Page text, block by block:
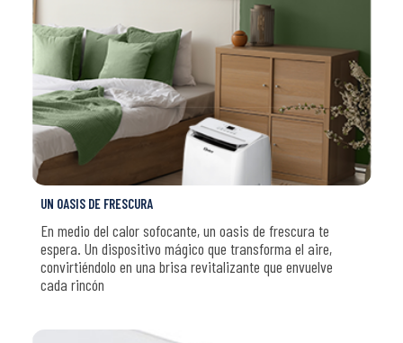
UN OASIS DE FRESCURA
En medio del calor sofocante, un oasis de frescura te
espera. Un dispositivo mágico que transforma el aire,
convirtiéndolo en una brisa revitalizante que envuelve
cada rincón